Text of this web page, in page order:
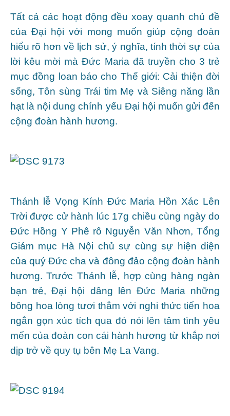
Tất cả các hoạt động đều xoay quanh chủ đề
của Đại hội với mong muốn giúp cộng đoàn
hiểu rõ hơn về lịch sử, ý nghĩa, tính thời sự của
lời kêu mời mà Đức Maria đã truyền cho 3 trẻ
mục đồng loan báo cho Thế giới: Cải thiện đời
sống, Tôn sùng Trái tim Mẹ và Siêng năng lần
hạt là nội dung chính yếu Đại hội muốn gửi đến
cộng đoàn hành hương.
Thánh lễ Vọng Kính Đức Maria Hồn Xác Lên
Trời được cử hành lúc 17g chiều cùng ngày do
Đức Hồng Y Phê rô Nguyễn Văn Nhơn, Tổng
Giám mục Hà Nội chủ sự cùng sự hiện diện
của quý Đức cha và đông đảo cộng đoàn hành
hương. Trước Thánh lễ, hợp cùng hàng ngàn
bạn trẻ, Đại hội dâng lên Đức Maria những
bông hoa lòng tươi thắm với nghi thức tiến hoa
ngắn gọn xúc tích qua đó nói lên tâm tình yêu
mến của đoàn con cái hành hương từ khắp nơi
dịp trở về quy tụ bên Mẹ La Vang.